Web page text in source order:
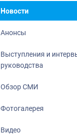
Новости
Анонсы
Выступления и
руководства
Обзор СМИ
Фотогалерея
Видео